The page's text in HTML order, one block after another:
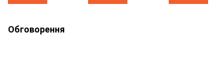
Обговорення